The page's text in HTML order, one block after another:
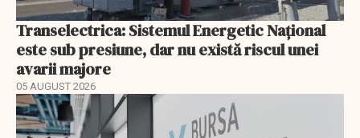
Transelectrica: Sistemul Energetic Național
este sub presiune, dar nu există riscul unei
avarii majore
05 AUGUST 2026